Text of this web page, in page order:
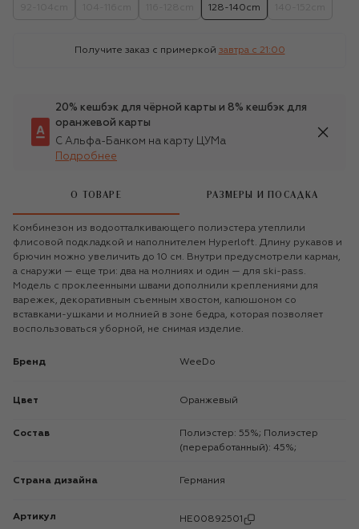
128-140cm
Получите заказ с примеркой завтра c 21:00
20% кешбэк для чёрной карты и 8% кешбэк для
оранжевой карты
С Альфа-Банком на карту ЦУМа
Подробнее
О ТОВАРЕ РАЗМЕРЫ И ПОСАДКА
Комбинезон из водоотталкивающего полиэстера утеплили
флисовой подкладкой и наполнителем Hyperloft. Длину рукавов и
брючин можно увеличить до 10 см. Внутри предусмотрели карман,
а снаружи — еще три: два на молниях и один — для ski-pass.
Модель с проклеенными швами дополнили креплениями для
варежек, декоративным съемным хвостом, капюшоном со
вставками-ушками и молнией в зоне бедра, которая позволяет
воспользоваться уборной, не снимая изделие.
Бренд WeeDo
Цвет Оранжевый
Состав
Полиэстер: 55%; Полиэстер
(переработанный): 45%;
Страна дизайна Германия
Артикул HE00892501